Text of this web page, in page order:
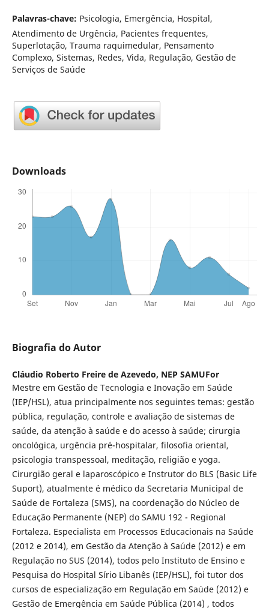
Palavras-chave: Psicologia, Emergência, Hospital,
Atendimento de Urgência, Pacientes frequentes,
Superlotação, Trauma raquimedular, Pensamento
Complexo, Sistemas, Redes, Vida, Regulação, Gestão de
Serviços de Saúde
Downloads
Biografia do Autor
Cláudio Roberto Freire de Azevedo, NEP SAMUFor
Mestre em Gestão de Tecnologia e Inovação em Saúde
(IEP/HSL), atua principalmente nos seguintes temas: gestão
pública, regulação, controle e avaliação de sistemas de
saúde, da atenção à saúde e do acesso à saúde; cirurgia
oncológica, urgência pré-hospitalar, filosofia oriental,
psicologia transpessoal, meditação, religião e yoga.
Cirurgião geral e laparoscópico e Instrutor do BLS (Basic Life
Suport), atualmente é médico da Secretaria Municipal de
Saúde de Fortaleza (SMS), na coordenação do Núcleo de
Educação Permanente (NEP) do SAMU 192 - Regional
Fortaleza. Especialista em Processos Educacionais na Saúde
(2012 e 2014), em Gestão da Atenção à Saúde (2012) e em
Regulação no SUS (2014), todos pelo Instituto de Ensino e
Pesquisa do Hospital Sírio Libanês (IEP/HSL), foi tutor dos
cursos de especialização em Regulação em Saúde (2012) e
Gestão de Emergência em Saúde Pública (2014) , todos